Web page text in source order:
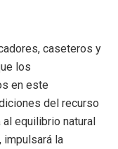
caseteros y
los
en este
del recurso
equilibrio natural
la